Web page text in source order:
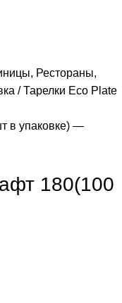
Рестораны,
Тарелки Eco Plate
180(100